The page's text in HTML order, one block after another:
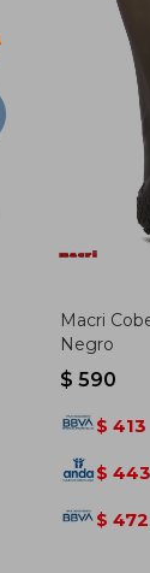
Macri
Negro
$ 590
$ 413
$ 443
$ 472